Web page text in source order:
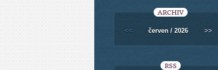
ARCHIV
<< červen / 2026 >>
RSS